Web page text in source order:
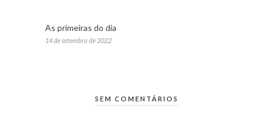
As primeiras do dia
14 de setembro de 2022
SEM COMENTÁRIOS